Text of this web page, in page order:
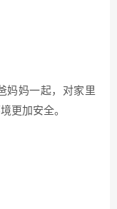
妈妈一起，对家里
更加安全。